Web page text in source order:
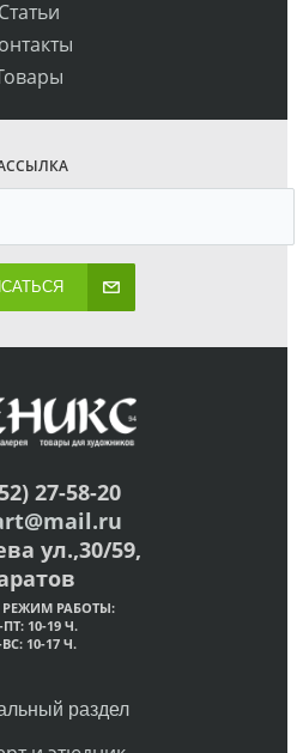
Статьи
27-58-20
ул.,30/59,
РАБОТЫ:
10-19 Ч.
10-17 Ч.
раздел